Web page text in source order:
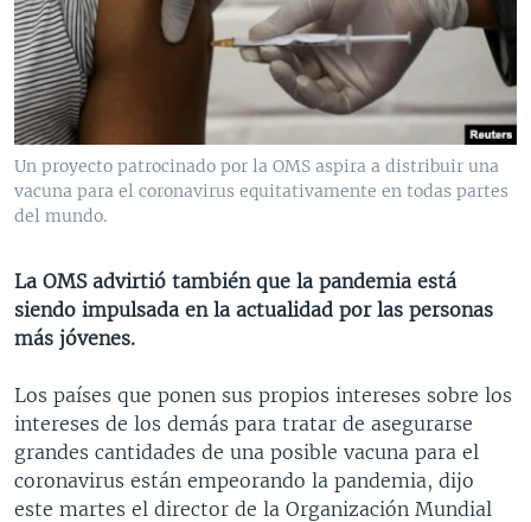
VENEZUELA
BRASIL
NICARAGUA
ECONOMÍA
ENTRETENIMIENTO Y CULTURA
TECNOLOGÍA
DEPORTES
CIENCIA Y SALUD
MULTIMEDIA
VIDEOS
FOTOGRAFÍA
AUDIOS
PROGRAMAS TV
EL MUNDO AL DÍA
FORO INTERAMERICANO
VISIÓN 360
PANORAMA
RADIO
AVANCE INFORMATIVO
AUDIONOTICIAS
ESTADOS UNIDOS AL DÍA
EL MUNDO AL DÍA [RADIO]
DEPORTIVO INTERNACIONAL
NOTA ECONÓMICA
ENTRETENIMIENTO
DIRECT
DOCUMENTALES DE LA VOA
SÍGANOS
Idiomas
Un proyecto patrocinado por la OMS aspira a distribuir una
vacuna para el coronavirus equitativamente en todas partes
del mundo.
La OMS advirtió también que la pandemia está
siendo impulsada en la actualidad por las personas
más jóvenes.
Los países que ponen sus propios intereses sobre los
intereses de los demás para tratar de asegurarse
grandes cantidades de una posible vacuna para el
coronavirus están empeorando la pandemia, dijo
este martes el director de la Organización Mundial